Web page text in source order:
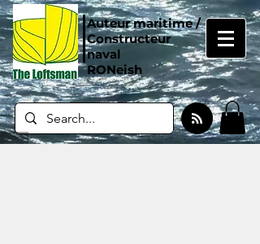
Auteur maritime /
Constructeur
naval
RONeish